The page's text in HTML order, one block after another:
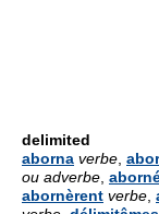
delimited
aborna verbe
ou adverbe
abornèrent verbe